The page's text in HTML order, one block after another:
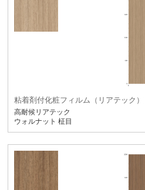
粘着剤付化粧フィルム（リアテック）
高耐候リアテック
ウォルナット 柾目